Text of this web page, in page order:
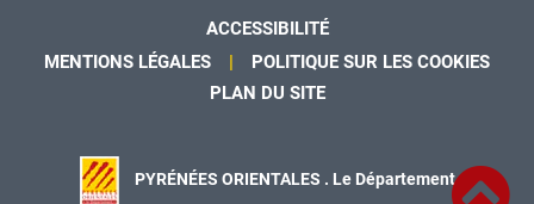
ACCESSIBILITÉ
MENTIONS LÉGALES
POLITIQUE SUR LES COOKIES
PLAN DU SITE
PYRÉNÉES ORIENTALES . Le Département